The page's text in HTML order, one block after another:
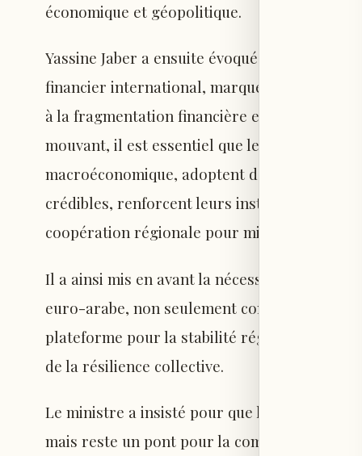
économique et géopolitique.
Yassine Jaber a ensuite évoqué les
financier international, marquées par une
à la fragmentation financière et à la solidité
mouvant, il est essentiel que les économies
macroéconomique, adoptent des politiques
crédibles, renforcent leurs institutions et
coopération régionale pour mieux faire face
Il a ainsi mis en avant la nécessité de
euro-arabe, non seulement comme cadre
plateforme pour la stabilité régionale, la
de la résilience collective.
Le ministre a insisté pour que la
mais reste un pont pour la communication,